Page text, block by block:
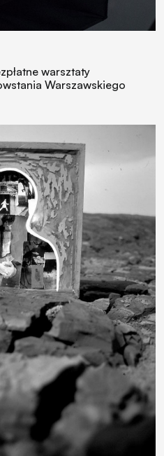
warsztaty
Warszawskiego